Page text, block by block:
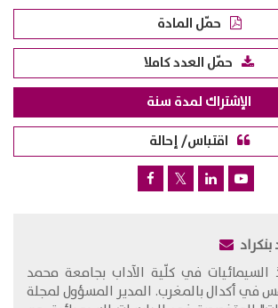
حمّل المادة
حمّل العدد كاملا
الإشتراك لمدة سنة
اقتباس/ إحالة
السيمائيات في كلّية الآداب بجامعة محمد
في أكدال بالمغرب. المدير المسؤول لمجلة